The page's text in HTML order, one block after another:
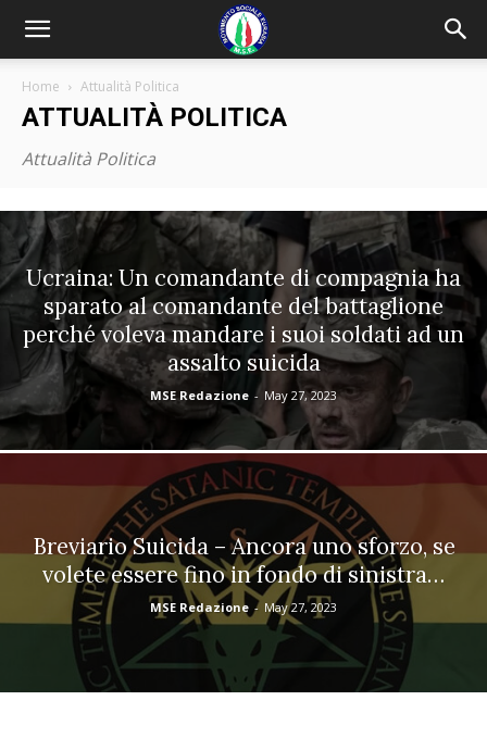
Home Attualità Politica
ATTUALITÀ POLITICA
Attualità Politica
Ucraina: Un comandante di compagnia ha
sparato al comandante del battaglione
perché voleva mandare i suoi soldati ad un
assalto suicida
MSE Redazione - May 27, 2023
Breviario Suicida – Ancora uno sforzo, se
volete essere fino in fondo di sinistra…
MSE Redazione - May 27, 2023